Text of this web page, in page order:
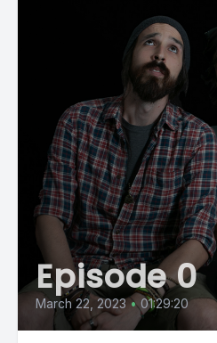
Episode 0
March 22, 2023 • 01:29:20